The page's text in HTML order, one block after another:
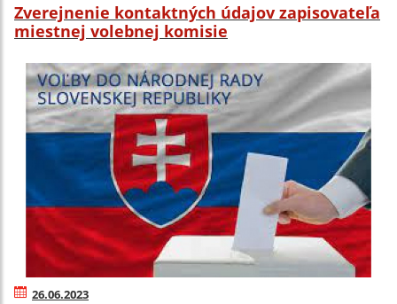
Zverejnenie kontaktných údajov zapisovateľa
miestnej volebnej komisie
26.06.2023